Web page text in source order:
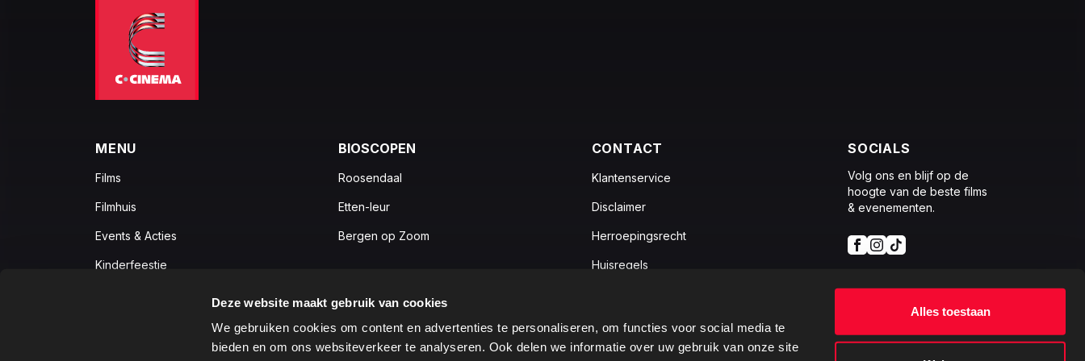
Deze website maakt gebruik van cookies
We gebruiken cookies om content en advertenties te personaliseren, om functies voor social media te
bieden en om ons websiteverkeer te analyseren. Ook delen we informatie over uw gebruik van onze site
Alles toestaan
MENU
Films
Filmhuis
Events & Acties
Kinderfeestje
BIOSCOPEN
Roosendaal
Etten-leur
Bergen op Zoom
CONTACT
Klantenservice
Disclaimer
Herroepingsrecht
Huisregels
Ticketprijzen
SOCIALS
Volg ons en blijf op de
hoogte van de beste films
& evenementen.